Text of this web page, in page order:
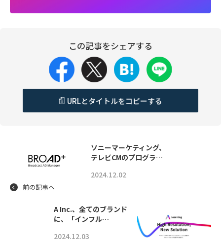
この記事をシェアする
URLとタイトルをコピーする
ソニーマーケティング、
テレビCMのプログラ…
2024.12.02
前の記事へ
A Inc.、全てのブランド
に、「インフル…
2024.12.03